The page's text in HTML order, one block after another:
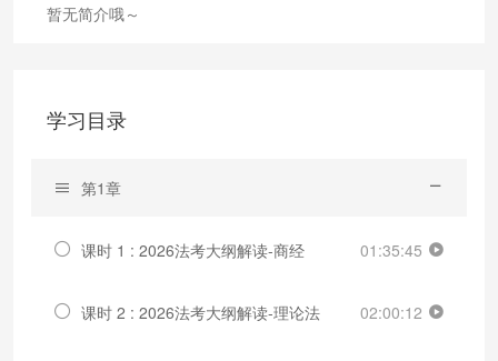
暂无简介哦～
学习目录
第1章
课时 1 : 2026法考大纲解读-商经 01:35:45
课时 2 : 2026法考大纲解读-理论法 02:00:12